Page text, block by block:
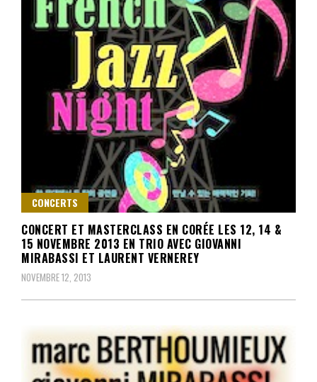
CONCERTS
CONCERT ET MASTERCLASS EN CORÉE LES 12, 14 &
15 NOVEMBRE 2013 EN TRIO AVEC GIOVANNI
MIRABASSI ET LAURENT VERNEREY
NOVEMBRE 12, 2013